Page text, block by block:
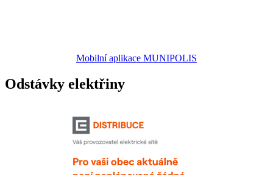
Mobilní aplikace MUNIPOLIS
Odstávky elektřiny